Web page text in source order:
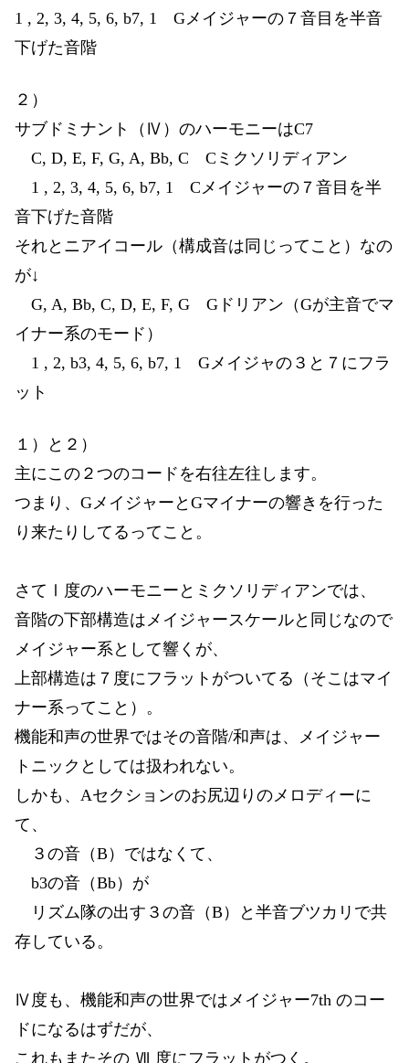
1 , 2, 3, 4, 5, 6, b7, 1 Gメイジャーの７音目を半音
下げた音階
２）
サブドミナント（Ⅳ）のハーモニーはC7
C, D, E, F, G, A, Bb, C Cミクソリディアン
1 , 2, 3, 4, 5, 6, b7, 1 Cメイジャーの７音目を半
音下げた音階
それとニアイコール（構成音は同じってこと）なの
が↓
G, A, Bb, C, D, E, F, G Gドリアン（Gが主音でマ
イナー系のモード）
1 , 2, b3, 4, 5, 6, b7, 1 Gメイジャの３と７にフラ
ット
１）と２）
主にこの２つのコードを右往左往します。
つまり、GメイジャーとGマイナーの響きを行った
り来たりしてるってこと。
さてⅠ度のハーモニーとミクソリディアンでは、
音階の下部構造はメイジャースケールと同じなので
メイジャー系として響くが、
上部構造は７度にフラットがついてる（そこはマイ
ナー系ってこと）。
機能和声の世界ではその音階/和声は、メイジャー
トニックとしては扱われない。
しかも、Aセクションのお尻辺りのメロディーに
て、
３の音（B）ではなくて、
b3の音（Bb）が
リズム隊の出す３の音（B）と半音ブツカリで共
存している。
Ⅳ度も、機能和声の世界ではメイジャー7th のコー
ドになるはずだが、
これもまたその Ⅶ 度にフラットがつく。